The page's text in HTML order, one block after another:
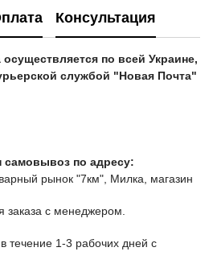
Консультация
осуществляется по всей Украине,
службой "Новая Почта"
самовывоз по адресу:
рынок "7км", Милка, магазин
заказа с менеджером.
течение 1-3 рабочих дней с